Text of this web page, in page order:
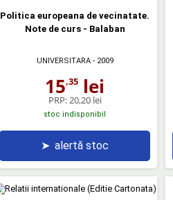
Politica europeana de vecinatate.
Note de curs - Balaban
UNIVERSITARA- 2009
15,35 lei
PRP:20,20 lei
stoc indisponibil
➤ alertă stoc